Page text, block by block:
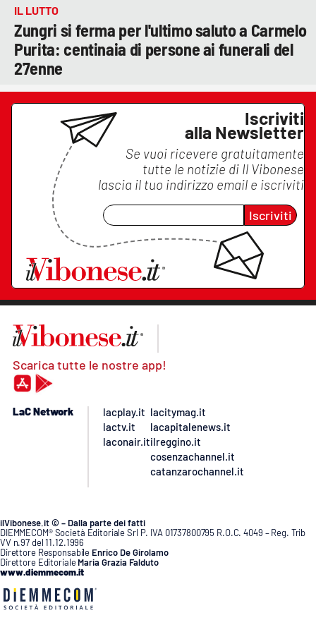
IL LUTTO
Zungri si ferma per l'ultimo saluto a Carmelo
Purita: centinaia di persone ai funerali del
27enne
Iscriviti
alla Newsletter
Se vuoi ricevere gratuitamente
tutte le notizie di Il Vibonese
lascia il tuo indirizzo email e iscriviti
Iscriviti
Scarica tutte le nostre app!
LaC Network
lacplay.it
lactv.it
laconair.it
lacitymag.it
lacapitalenews.it
ilreggino.it
cosenzachannel.it
catanzarochannel.it
ilVibonese.it © – Dalla parte dei fatti
DIEMMECOM® Società Editoriale Srl P. IVA 01737800795 R.O.C. 4049 – Reg. Trib
VV n.97 del 11.12.1996
Direttore Responsabile Enrico De Girolamo
Direttore Editoriale Maria Grazia Falduto
www.diemmecom.it